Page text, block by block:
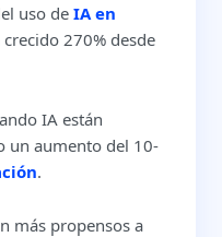
uso de IA en
crecido 270% desde
IA están
un aumento del 10-
.
más propensos a